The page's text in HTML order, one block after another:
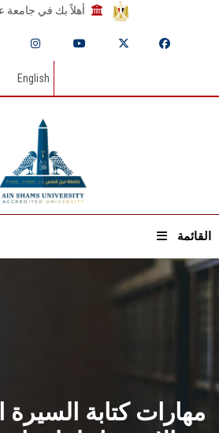
أهلاً بك في
English
القائمة
مهارات كتابة السيرة